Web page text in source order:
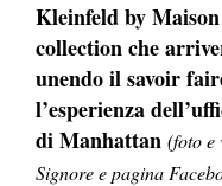
Kleinfeld by
collection che
unendo il savoir
l’esperienza
di Manhattan (foto e
Signore e pagina